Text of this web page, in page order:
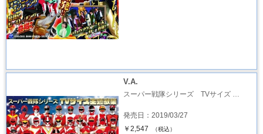
V.A.
スーパー戦隊シリーズ TVサイズ …
発売日：2019/03/27
￥2,547
（税込）